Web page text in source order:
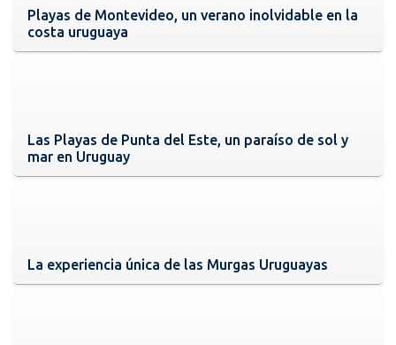
Playas de Montevideo, un verano inolvidable en la
costa uruguaya
Las Playas de Punta del Este, un paraíso de sol y
mar en Uruguay
La experiencia única de las Murgas Uruguayas